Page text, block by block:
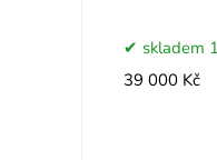
skladem
39 000 Kč